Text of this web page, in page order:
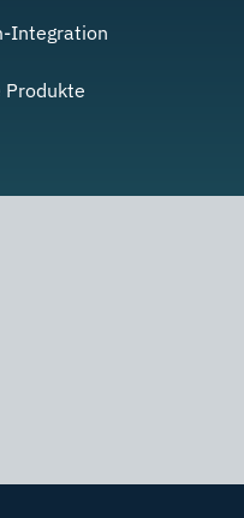
Integration
Produkte